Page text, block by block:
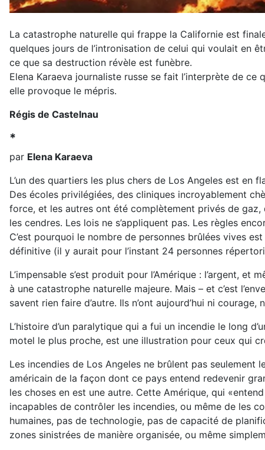
La catastrophe naturelle qui frappe la Californie est
quelques jours de l’intronisation de celui qui voulait en
ce que sa destruction révèle est funèbre.
Elena Karaeva journaliste russe se fait l’interprète de
elle provoque le mépris.
Régis de Castelnau
*
par Elena Karaeva
L’un des quartiers les plus chers de Los Angeles est en
Des écoles privilégiées, des cliniques incroyablement
force, et les autres ont été complètement privés de
les cendres. Les lois ne s’appliquent pas. Les règles
C’est pourquoi le nombre de personnes brûlées vives
définitive (il y aurait pour l’instant 24 personnes
L’impensable s’est produit pour l’Amérique : l’argent,
à une catastrophe naturelle majeure. Mais – et c’est
savent rien faire d’autre. Ils n’ont aujourd’hui ni
L’histoire d’un paralytique qui a fui un incendie le long
motel le plus proche, est une illustration pour ceux qui
Les incendies de Los Angeles ne brûlent pas seulement
américain de la façon dont ce pays entend redevenir
les choses en est une autre. Cette Amérique, qui
incapables de contrôler les incendies, ou même de les
humaines, pas de technologie, pas de capacité de
zones sinistrées de manière organisée, ou même